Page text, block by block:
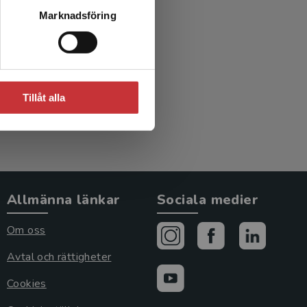
Marknadsföring
Tillåt alla
Allmänna länkar
Om oss
Avtal och rättigheter
Cookies
Sociala medier